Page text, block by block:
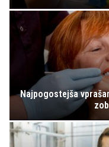
Najpogostejša